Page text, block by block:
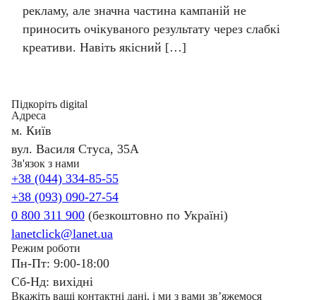
рекламу, але значна частина кампаній не
приносить очікуваного результату через слабкі
креативи. Навіть якісний […]
Підкоріть digital
Адреса
м. Київ
вул. Василя Стуса, 35А
Зв'язок з нами
+38 (044) 334-85-55
+38 (093) 090-27-54
0 800 311 900 (безкоштовно по Україні)
lanetclick@lanet.ua
Режим роботи
Пн-Пт: 9:00-18:00
Сб-Нд: вихідні
Вкажіть ваші контактні дані, і ми з вами звʼяжемося